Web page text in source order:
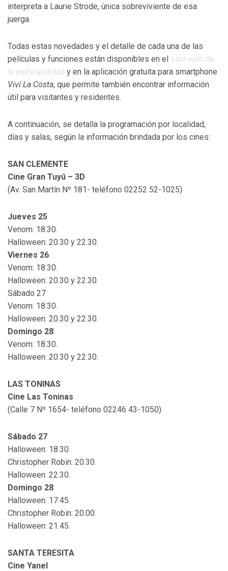
interpreta a Laurie Strode, única sobreviviente de esa
juerga.
Todas estas novedades y el detalle de cada una de las
películas y funciones están disponibles en el sitio web de
la municipalidad y en la aplicación gratuita para smartphone
Viví La Costa, que permite también encontrar información
útil para visitantes y residentes.
A continuación, se detalla la programación por localidad,
días y salas, según la información brindada por los cines:
SAN CLEMENTE
Cine Gran Tuyú – 3D
(Av. San Martín Nº 181- teléfono 02252 52-1025)
Jueves 25
Venom: 18.30.
Halloween: 20.30 y 22.30.
Viernes 26
Venom: 18.30.
Halloween: 20.30 y 22.30.
Sábado 27
Venom: 18.30.
Halloween: 20.30 y 22.30.
Domingo 28
Venom: 18.30.
Halloween: 20.30 y 22.30.
LAS TONINAS
Cine Las Toninas
(Calle 7 Nº 1654- teléfono 02246 43-1050)
Sábado 27
Halloween: 18.30.
Christopher Robin: 20.30.
Halloween: 22.30.
Domingo 28
Halloween: 17.45.
Christopher Robin: 20.00.
Halloween: 21.45.
SANTA TERESITA
Cine Yanel